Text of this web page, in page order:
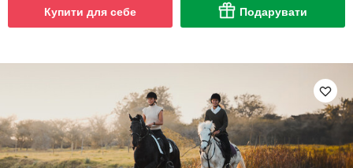
Купити для себе Подарувати